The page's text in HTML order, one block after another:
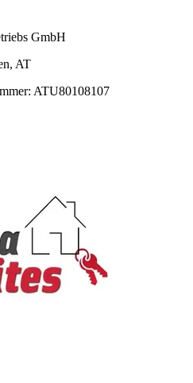
GmbH
AT
ATU80108107